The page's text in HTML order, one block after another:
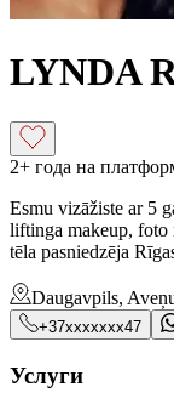
LYNDA
2+ года на
Esmu vizāžiste ar 5
liftinga makeup, foto
tēla pasniedzēja
Daugavpils,
+37xxxxxxx47
Услуги